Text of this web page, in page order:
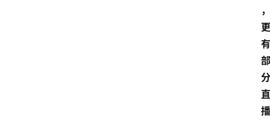
，
更
有
部
分
直
播